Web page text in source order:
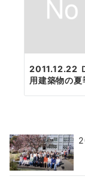
2011.12.22
用建築物の